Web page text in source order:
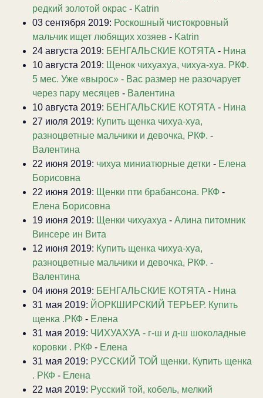
редкий золотой окрас - Katrin
03 сентября 2019: Роскошный чистокровный
мальчик ищет любящих хозяев - Katrin
24 августа 2019: БЕНГАЛЬСКИЕ КОТЯТА - Нина
10 августа 2019: Щенок чихуахуа, чихуа-хуа. РКФ.
5 мес. Уже «вырос» - Вас размер не разочарует
через пару месяцев - Валентина
10 августа 2019: БЕНГАЛЬСКИЕ КОТЯТА - Нина
27 июля 2019: Купить щенка чихуа-хуа,
разноцветные мальчики и девочка, РКФ. -
Валентина
22 июня 2019: чихуа миниатюрные детки - Елена
Борисовна
22 июня 2019: Щенки пти брабансона. РКФ -
Елена Борисовна
19 июня 2019: Щенки чихуахуа - Алина питомник
Винсере ин Вита
12 июня 2019: Купить щенка чихуа-хуа,
разноцветные мальчики и девочка, РКФ. -
Валентина
04 июня 2019: БЕНГАЛЬСКИЕ КОТЯТА - Нина
31 мая 2019: ЙОРКШИРСКИЙ ТЕРЬЕР. Купить
щенка .РКФ - Елена
31 мая 2019: ЧИХУАХУА - г-ш и д-ш шоколадные
коровки . РКФ - Елена
31 мая 2019: РУССКИЙ ТОЙ щенки. Купить щенка
. РКФ - Елена
22 мая 2019: Русский той, кобель, мелкий